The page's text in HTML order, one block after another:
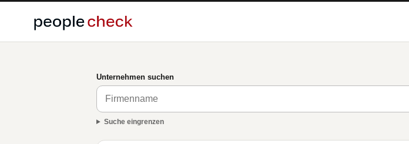
Unternehmen suchen
Suche eingrenzen